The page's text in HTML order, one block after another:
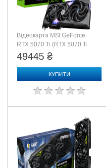
TDP: 300W
Минимум 750 Вт
Відеокарта MSI GeForce
RTX 5070 Ti (RTX 5070 Ti
16G GAMING TRIO)
49445 ₴
КУПИТИ